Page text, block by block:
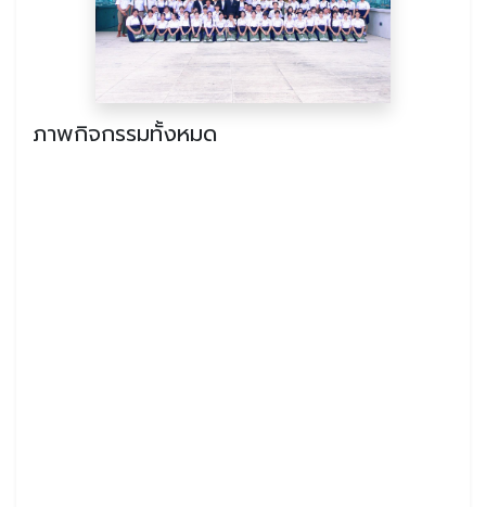
ภาพกิจกรรมทั้งหมด